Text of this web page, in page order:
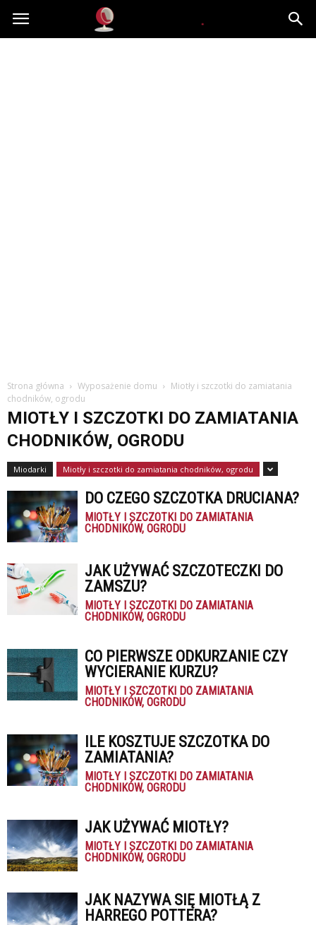
Dekoteria.pl
Strona główna Wyposażenie domu
Miotły i szczotki do zamiatania
chodników, ogrodu
MIOTŁY I SZCZOTKI DO ZAMIATANIA
CHODNIKÓW, OGRODU
Miodarki Miotły i szczotki do zamiatania chodników, ogrodu
DO CZEGO SZCZOTKA DRUCIANA?
MIOTŁY I SZCZOTKI DO ZAMIATANIA
CHODNIKÓW, OGRODU
JAK UŻYWAĆ SZCZOTECZKI DO
ZAMSZU?
MIOTŁY I SZCZOTKI DO ZAMIATANIA
CHODNIKÓW, OGRODU
CO PIERWSZE ODKURZANIE CZY
WYCIERANIE KURZU?
MIOTŁY I SZCZOTKI DO ZAMIATANIA
CHODNIKÓW, OGRODU
ILE KOSZTUJE SZCZOTKA DO
ZAMIATANIA?
MIOTŁY I SZCZOTKI DO ZAMIATANIA
CHODNIKÓW, OGRODU
JAK UŻYWAĆ MIOTŁY?
MIOTŁY I SZCZOTKI DO ZAMIATANIA
CHODNIKÓW, OGRODU
JAK NAZYWA SIĘ MIOTŁĄ Z
HARREGO POTTERA?